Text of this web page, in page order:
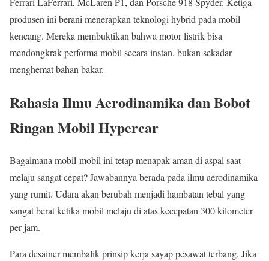
produsen ini berani menerapkan teknologi hybrid pada mobil
kencang. Mereka membuktikan bahwa motor listrik bisa
mendongkrak performa mobil secara instan, bukan sekadar
menghemat bahan bakar.
Rahasia Ilmu Aerodinamika dan Bobot
Ringan Mobil Hypercar
Bagaimana mobil-mobil ini tetap menapak aman di aspal saat
melaju sangat cepat? Jawabannya berada pada ilmu aerodinamika
yang rumit. Udara akan berubah menjadi hambatan tebal yang
sangat berat ketika mobil melaju di atas kecepatan 300 kilometer
per jam.
Para desainer membalik prinsip kerja sayap pesawat terbang. Jika